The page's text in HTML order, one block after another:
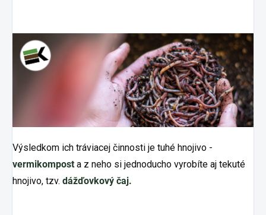
Výsledkom ich tráviacej činnosti je tuhé hnojivo -
vermikompost a z neho si jednoducho vyrobíte aj tekuté
hnojivo, tzv. dážďovkový čaj.